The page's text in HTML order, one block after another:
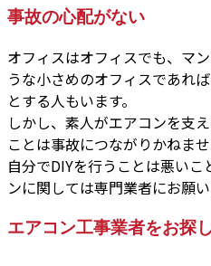
事故の心配がない
オフィスはオフィスでも、マ
うな小さめのオフィスであれ
とする人もいます。
しかし、素人がエアコンを支
ことは事故につながりかねませ
自分でDIYを行うことは悪い
ンに関しては専門業者にお願
エアコン工事業者をお探